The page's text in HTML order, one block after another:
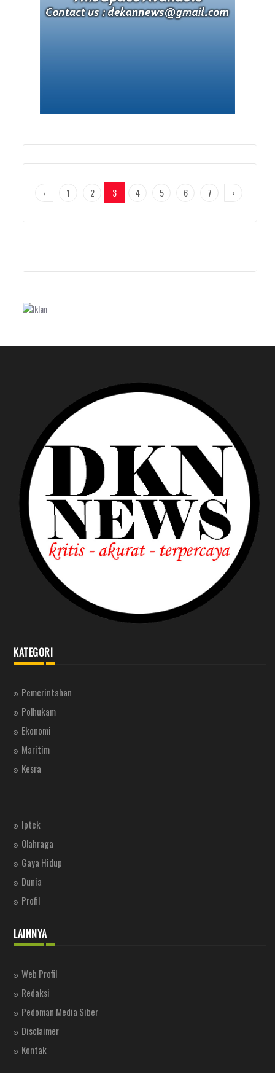
‹ 1 2 3 4 5 6 7 ›
KATEGORI
Pemerintahan
Polhukam
Ekonomi
Maritim
Kesra
Iptek
Olahraga
Gaya Hidup
Dunia
Profil
LAINNYA
Web Profil
Redaksi
Pedoman Media Siber
Disclaimer
Kontak